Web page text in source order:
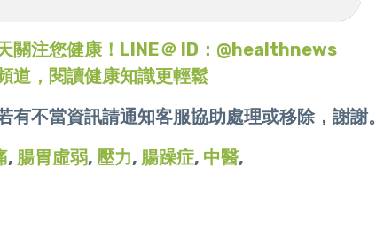
關注您健康！LINE＠ ID：@healthnews
道，閱讀健康知識更輕鬆
有不當資訊請通知客服協助處理或移除，謝謝。
, 腸胃虛弱, 壓力, 腸躁症, 中醫,